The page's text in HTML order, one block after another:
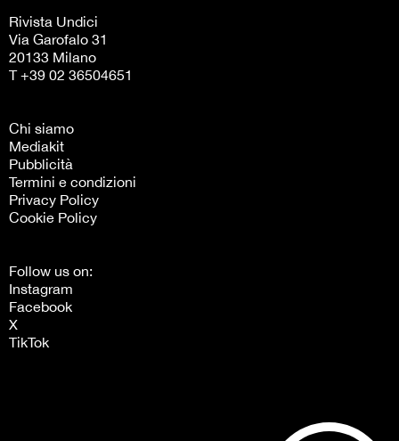
Rivista Undici
Via Garofalo 31
20133 Milano
T +39 02 36504651
Chi siamo
Mediakit
Pubblicità
Termini e condizioni
Privacy Policy
Cookie Policy
Follow us on:
Instagram
Facebook
X
TikTok